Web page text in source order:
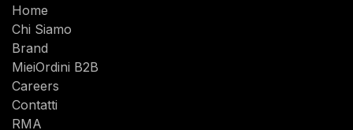
Home
Chi Siamo
Brand
MieiOrdini B2B
Careers
Contatti
RMA